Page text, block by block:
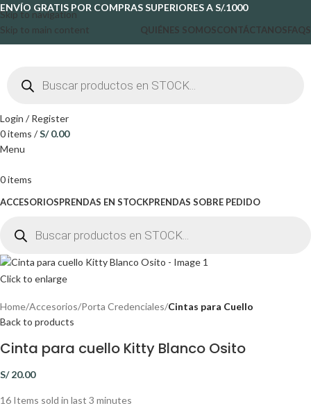
Skip to navigation
Skip to main content
ENVÍO GRATIS POR COMPRAS SUPERIORES A S/.1000
QUIÉNES SOMOSCONTÁCTANOSFAQS
Login / Register
0items /S/0.00
Menu
0items
ACCESORIOSPRENDAS EN STOCKPRENDAS SOBRE PEDIDO
Click to enlarge
Home Accesorios Porta Credenciales Cintas para Cuello
Back to products
Cinta para cuello Kitty Blanco Osito
S/20.00
16 Items sold in last 3 minutes